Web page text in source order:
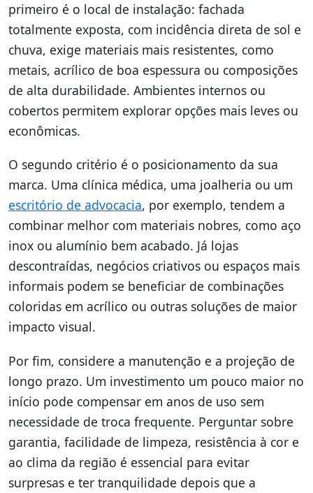
primeiro é o local de instalação: fachada
totalmente exposta, com incidência direta de sol e
chuva, exige materiais mais resistentes, como
metais, acrílico de boa espessura ou composições
de alta durabilidade. Ambientes internos ou
cobertos permitem explorar opções mais leves ou
econômicas.
O segundo critério é o posicionamento da sua
marca. Uma clínica médica, uma joalheria ou um
escritório de advocacia, por exemplo, tendem a
combinar melhor com materiais nobres, como aço
inox ou alumínio bem acabado. Já lojas
descontraídas, negócios criativos ou espaços mais
informais podem se beneficiar de combinações
coloridas em acrílico ou outras soluções de maior
impacto visual.
Por fim, considere a manutenção e a projeção de
longo prazo. Um investimento um pouco maior no
início pode compensar em anos de uso sem
necessidade de troca frequente. Perguntar sobre
garantia, facilidade de limpeza, resistência à cor e
ao clima da região é essencial para evitar
surpresas e ter tranquilidade depois que a